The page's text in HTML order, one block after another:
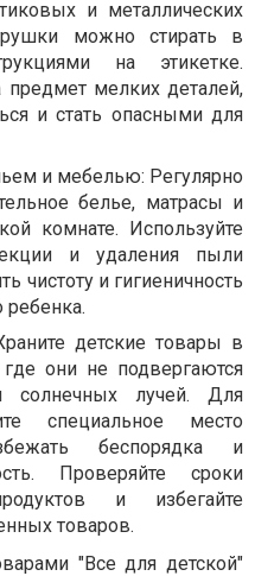
и металлических
можно стирать в
на этикетке.
мелких деталей,
и стать опасными для
и мебелью: Регулярно
белье, матрасы и
комнате. Используйте
и удаления пыли
чистоту и гигиеничность
ребенка.
детские товары в
они не подвергаются
солнечных лучей. Для
специальное место
беспорядка и
Проверяйте сроки
и избегайте
товаров.
"Все для детской"